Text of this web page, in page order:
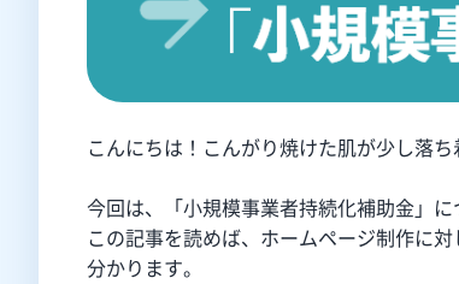
こんにちは！こんがり焼けた肌が少し落ち
今回は、「小規模事業者持続化補助金」に
この記事を読めば、 ホームページ制作に対
分かります。